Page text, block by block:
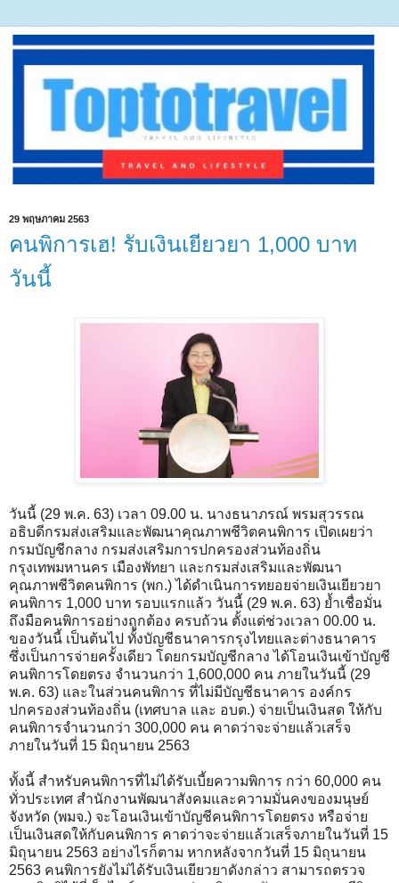
29 พฤษภาคม 2563
คนพิการเฮ! รับเงินเยียวยา 1,000 บาท
วันนี้
วันนี้ (29 พ.ค. 63) เวลา 09.00 น. นางธนาภรณ์ พรมสุวรรณ
อธิบดีกรมส่งเสริมและพัฒนาคุณภาพชีวิตคนพิการ เปิดเผยว่า
กรมบัญชีกลาง กรมส่งเสริมการปกครองส่วนท้องถิ่น
กรุงเทพมหานคร เมืองพัทยา และกรมส่งเสริมและพัฒนา
คุณภาพชีวิตคนพิการ (พก.) ได้ดำเนินการทยอยจ่ายเงินเยียวยา
คนพิการ 1,000 บาท รอบแรกแล้ว วันนี้ (29 พ.ค. 63) ย้ำเชื่อมั่น
ถึงมือคนพิการอย่างถูกต้อง ครบถ้วน ตั้งแต่ช่วงเวลา 00.00 น.
ของวันนี้ เป็นต้นไป ทั้งบัญชีธนาคารกรุงไทยและต่างธนาคาร
ซึ่งเป็นการจ่ายครั้งเดียว โดยกรมบัญชีกลาง ได้โอนเงินเข้าบัญชี
คนพิการโดยตรง จำนวนกว่า 1,600,000 คน ภายในวันนี้ (29
พ.ค. 63) และในส่วนคนพิการ ที่ไม่มีบัญชีธนาคาร องค์กร
ปกครองส่วนท้องถิ่น (เทศบาล และ อบต.) จ่ายเป็นเงินสด ให้กับ
คนพิการจำนวนกว่า 300,000 คน คาดว่าจะจ่ายแล้วเสร็จ
ภายในวันที่ 15 มิถุนายน 2563
ทั้งนี้ สำหรับคนพิการที่ไม่ได้รับเบี้ยความพิการ กว่า 60,000 คน
ทั่วประเทศ สำนักงานพัฒนาสังคมและความมั่นคงของมนุษย์
จังหวัด (พมจ.) จะโอนเงินเข้าบัญชีคนพิการโดยตรง หรือจ่าย
เป็นเงินสดให้กับคนพิการ คาดว่าจะจ่ายแล้วเสร็จภายในวันที่ 15
มิถุนายน 2563 อย่างไรก็ตาม หากหลังจากวันที่ 15 มิถุนายน
2563 คนพิการยังไม่ได้รับเงินเยียวยาดังกล่าว สามารถตรวจ